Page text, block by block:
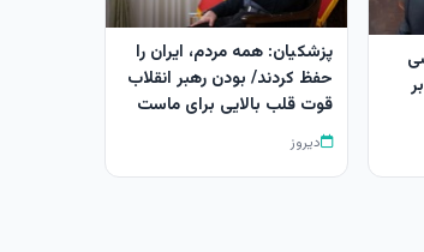
پزشکیان: همه مردم، ایران را
حفظ کردند/ بودن رهبر انقلاب
قوت قلب بالایی برای ماست
دیروز